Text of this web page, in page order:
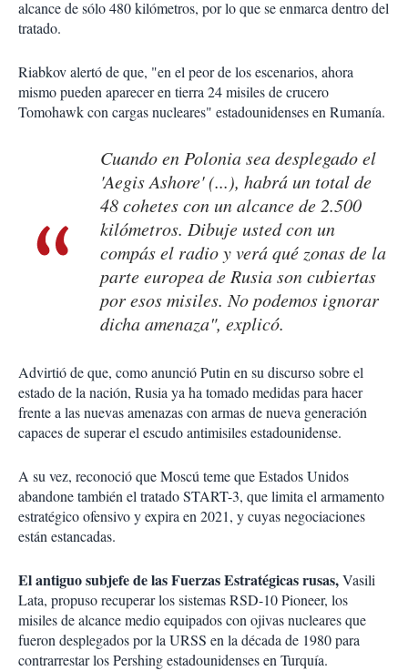
alcance de sólo 480 kilómetros, por lo que se enmarca dentro del
tratado.
Riabkov alertó de que, "en el peor de los escenarios, ahora
mismo pueden aparecer en tierra 24 misiles de crucero
Tomohawk con cargas nucleares" estadounidenses en Rumanía.
Cuando en Polonia sea desplegado el
'Aegis Ashore' (...), habrá un total de
48 cohetes con un alcance de 2.500
kilómetros. Dibuje usted con un
compás el radio y verá qué zonas de la
parte europea de Rusia son cubiertas
por esos misiles. No podemos ignorar
dicha amenaza", explicó.
Advirtió de que, como anunció Putin en su discurso sobre el
estado de la nación, Rusia ya ha tomado medidas para hacer
frente a las nuevas amenazas con armas de nueva generación
capaces de superar el escudo antimisiles estadounidense.
A su vez, reconoció que Moscú teme que Estados Unidos
abandone también el tratado START-3, que limita el armamento
estratégico ofensivo y expira en 2021, y cuyas negociaciones
están estancadas.
El antiguo subjefe de las Fuerzas Estratégicas rusas,Vasili
Lata, propuso recuperar los sistemas RSD-10 Pioneer, los
misiles de alcance medio equipados con ojivas nucleares que
fueron desplegados por la URSS en la década de 1980 para
contrarrestar los Pershing estadounidenses en Turquía.